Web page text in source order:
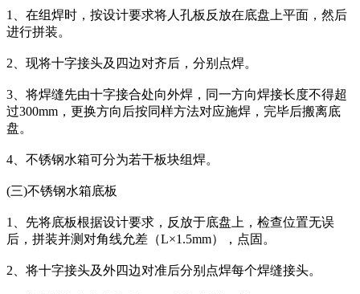
1、在组焊时，按设计要求将人孔板反放在底盘上平面，然后
进行拼装。
2、现将十字接头及四边对齐后，分别点焊。
3、将焊缝先由十字接合处向外焊，同一方向焊接长度不得超
过300mm，更换方向后按同样方法对应施焊，完毕后搬离底
盘。
4、不锈钢水箱可分为若干板块组焊。
(三)不锈钢水箱底板
1、先将底板根据设计要求，反放于底盘上，检查位置无误
后，拼装并测对角线允差（L×1.5mm），点固。
2、将十字接头及外四边对准后分别点焊每个焊缝接头。